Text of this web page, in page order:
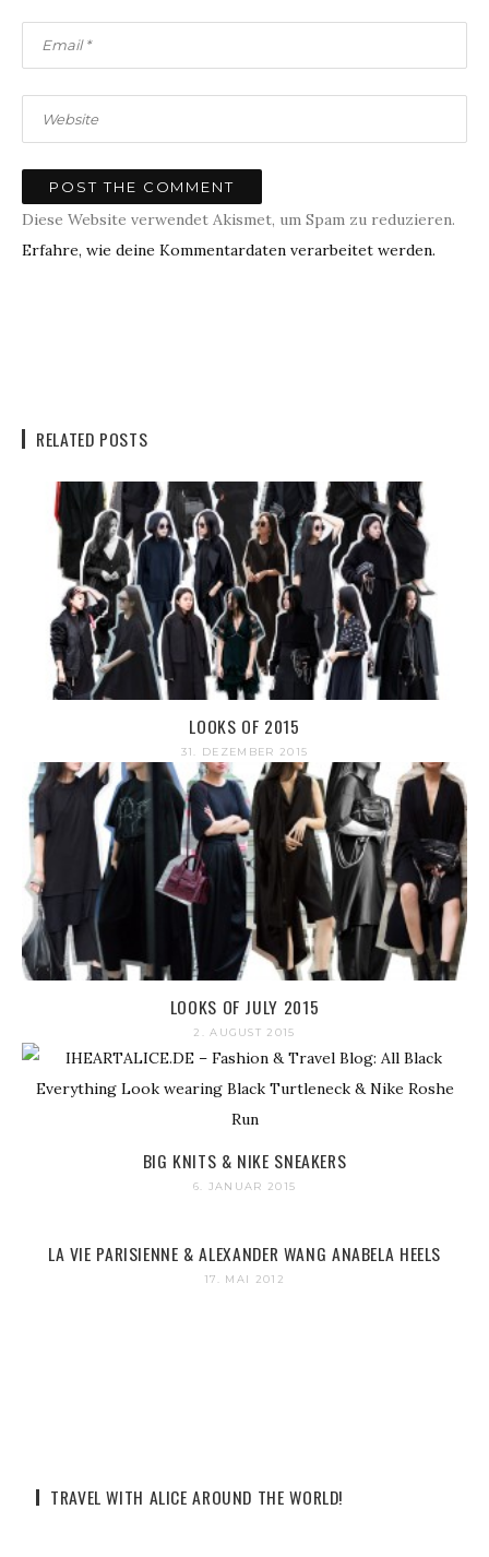
Diese Website verwendet Akismet, um Spam zu reduzieren.
Erfahre, wie deine Kommentardaten verarbeitet werden.
RELATED POSTS
LOOKS OF 2015
31. DEZEMBER 2015
LOOKS OF JULY 2015
2. AUGUST 2015
BIG KNITS & NIKE SNEAKERS
6. JANUAR 2015
LA VIE PARISIENNE & ALEXANDER WANG ANABELA HEELS
17. MAI 2012
TRAVEL WITH ALICE AROUND THE WORLD!